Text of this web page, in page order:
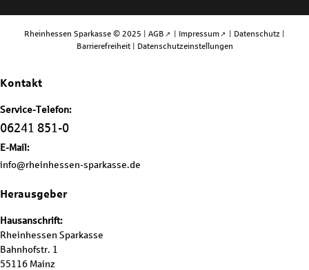
Rheinhessen Sparkasse © 2025 | AGB | Impressum | Datenschutz |
Barrierefreiheit | Datenschutzeinstellungen
Kontakt
Service-Telefon:
06241 851-0
E-Mail:
info@rheinhessen-sparkasse.de
Herausgeber
Hausanschrift:
Rheinhessen Sparkasse
Bahnhofstr. 1
55116 Mainz